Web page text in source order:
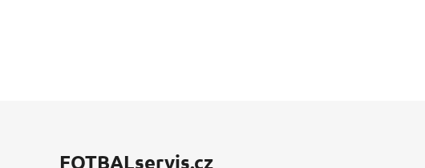
FOTBALservis.cz